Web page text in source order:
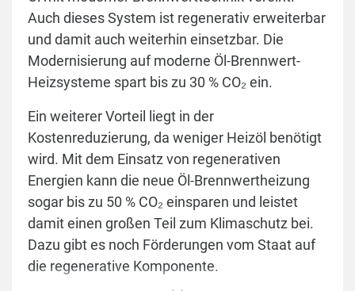
Auch dieses System ist regenerativ erweiterbar
und damit auch weiterhin einsetzbar. Die
Modernisierung auf moderne Öl-Brennwert-
Heizsysteme spart bis zu 30 % CO₂ ein.
Ein weiterer Vorteil liegt in der
Kostenreduzierung, da weniger Heizöl benötigt
wird. Mit dem Einsatz von regenerativen
Energien kann die neue Öl-Brennwertheizung
sogar bis zu 50 % CO₂ einsparen und leistet
damit einen großen Teil zum Klimaschutz bei.
Dazu gibt es noch Förderungen vom Staat auf
die regenerative Komponente.